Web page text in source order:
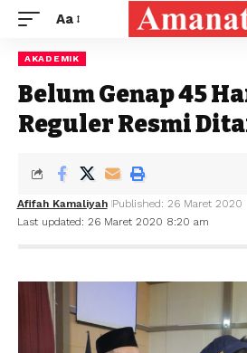
Aa
AKADEMIK
Belum Genap 45
Reguler Resmi
Last updated: 26 Maret 2020 8:20 am
Afifah Kamaliyah Published: 26 Maret 2020